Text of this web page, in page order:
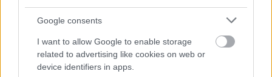
Google consents
I want to allow Google to enable storage
related to advertising like cookies on web or
device identifiers in apps.